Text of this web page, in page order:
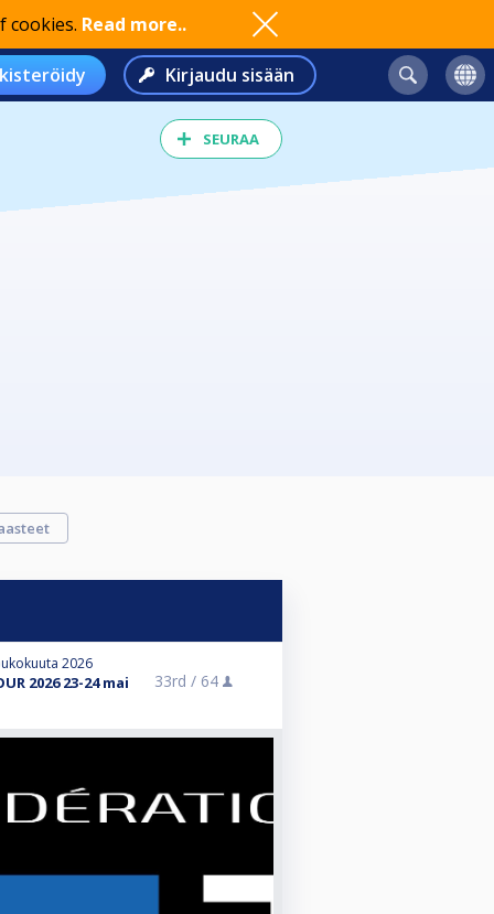
cookies. Read more..
Kirjaudu sisään
SEURAA
2026
2026 23-24 mai 33rd / 64